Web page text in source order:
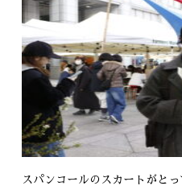
スパンコールのスカートがと